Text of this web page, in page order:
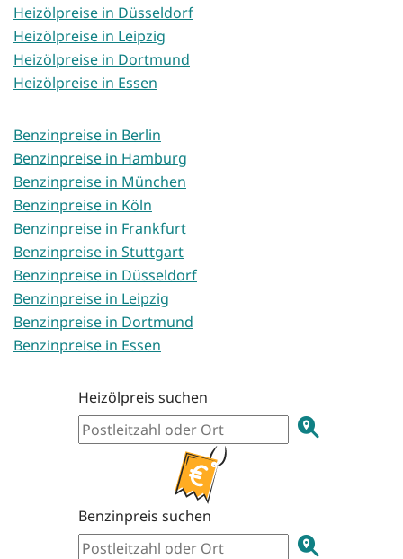
Heizölpreise in Düsseldorf
Heizölpreise in Leipzig
Heizölpreise in Dortmund
Heizölpreise in Essen
Benzinpreise in Berlin
Benzinpreise in Hamburg
Benzinpreise in München
Benzinpreise in Köln
Benzinpreise in Frankfurt
Benzinpreise in Stuttgart
Benzinpreise in Düsseldorf
Benzinpreise in Leipzig
Benzinpreise in Dortmund
Benzinpreise in Essen
Heizölpreis suchen
Benzinpreis suchen